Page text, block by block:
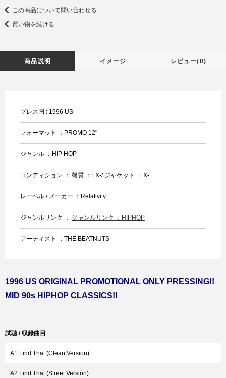
この商品について問い合わせる
買い物を続ける
商品説明 イメージ レビュー(0)
プレス国 : 1996 US
フォーマット ：PROMO 12"
ジャンル ：HIP HOP
コンディション ： 盤質 ：EX-/ ジャケット : EX-
レーベル / メーカー ：Relativity
ジャンルリンク ： ジャンルリンク ：HIPHOP
アーティスト ：THE BEATNUTS
1996 US ORIGINAL PROMOTIONAL ONLY PRESSING!!
MID 90s HIPHOP CLASSICS!!
試聴 / 収録曲目
A1 Find That (Clean Version)
A2 Find That (Street Version)